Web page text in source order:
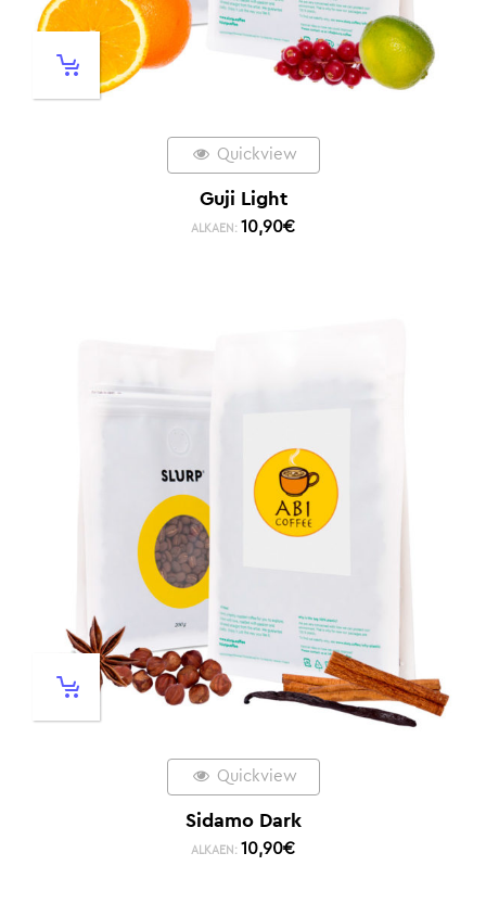
Quickview
Guji Light
ALKAEN: 10,90€
Quickview
Sidamo Dark
ALKAEN: 10,90€